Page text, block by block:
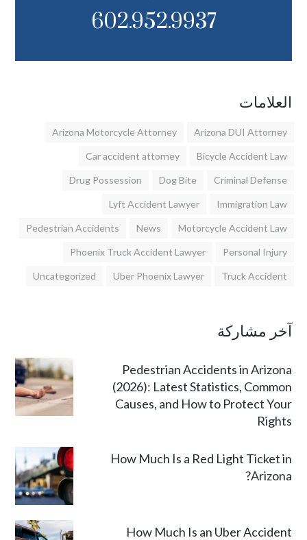
602.952.9937
العلامات
Arizona DUI Attorney
Arizona Motorcycle Attorney
Bicycle Accident Law
Car accident attorney
Criminal Defense
Dog Bite
Drug Possession
Immigration Law
Lyft Accident Lawyer
Motorcycle Accident Law
News
Pedestrian Accidents
Personal Injury
Phoenix Truck Accident Lawyer
Truck Accident
Uber Phoenix Lawyer
Uncategorized
آخر مشاركة
Pedestrian Accidents in Arizona
(2026): Latest Statistics, Common
Causes, and How to Protect Your
Rights
How Much Is a Red Light Ticket in
Arizona?
How Much Is an Uber Accident